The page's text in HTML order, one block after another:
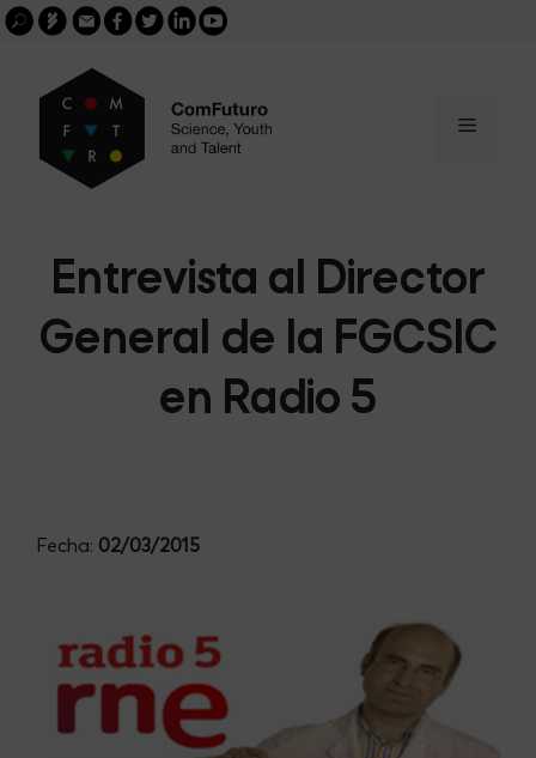
Skip
to
content
buscar
Search
for:
FGCSICEmailfacebook
twitterlinkedinyoutube
Menu
Entrevista al Director
General de la FGCSIC
en Radio 5
Fecha: 02/03/2015